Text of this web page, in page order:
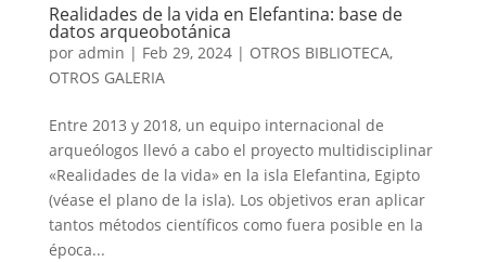
Realidades de la vida en Elefantina: base de
datos arqueobotánica
por admin | Feb 29, 2024| OTROS BIBLIOTECA,
OTROS GALERIA
Entre 2013 y 2018, un equipo internacional de
arqueólogos llevó a cabo el proyecto multidisciplinar
«Realidades de la vida» en la isla Elefantina, Egipto
(véase el plano de la isla). Los objetivos eran aplicar
tantos métodos científicos como fuera posible en la
época...